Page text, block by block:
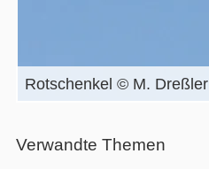
Rotschenkel © M. Dreßler
Verwandte Themen